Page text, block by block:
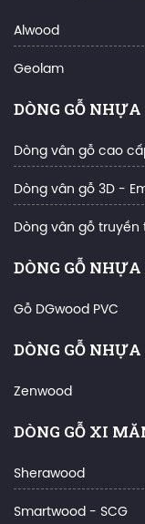
Alwood
Geolam
DÒNG GỖ
Dòng vân gỗ cao
Dòng vân gỗ 3D -
Dòng vân gỗ truyền
DÒNG GỖ
Gỗ DGwood PVC
DÒNG GỖ
Zenwood
DÒNG GỖ XI
Sherawood
Smartwood - SCG